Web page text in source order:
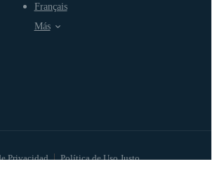
Privacidad Política de Uso Justo
Français
Más